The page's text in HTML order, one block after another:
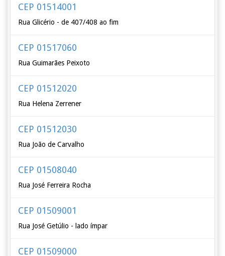
CEP 01514001
Rua Glicério - de 407/408 ao fim
CEP 01517060
Rua Guimarães Peixoto
CEP 01512020
Rua Helena Zerrener
CEP 01512030
Rua João de Carvalho
CEP 01508040
Rua José Ferreira Rocha
CEP 01509001
Rua José Getúlio - lado ímpar
CEP 01509000